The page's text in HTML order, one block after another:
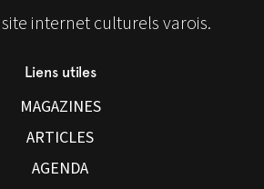
internet culturels varois.
Liens utiles
MAGAZINES
ARTICLES
AGENDA